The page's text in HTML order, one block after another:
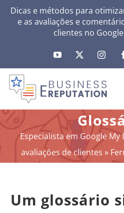
SkipDicas e métodos para
e as avaliações e
clientes no
INÍCIO
A SUA REPUTAÇÃO
A SUA ATIVIDADE
MEUS SERVIÇOS
NEWS
Especialista em Google
avaliações de clientes »
Um glossário